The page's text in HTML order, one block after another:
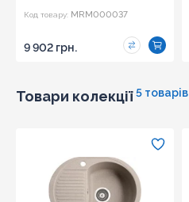
Код товару: MRM000037
9 902 грн.
Товари колекції 5 товарів